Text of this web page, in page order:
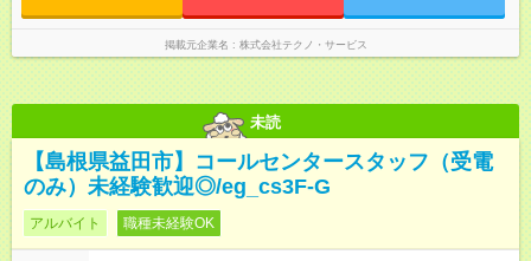
掲載元企業名 株式会社テクノ・サービス
未読
【島根県益田市】コールセンタースタッフ（受電
のみ）未経験歓迎◎/eg_cs3F-G
アルバイト 職種未経験OK